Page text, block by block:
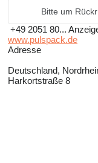
Bitte um
+49 2051 80...
www.pulspack.de
Adresse
Deutschland,
Harkortstraße 8